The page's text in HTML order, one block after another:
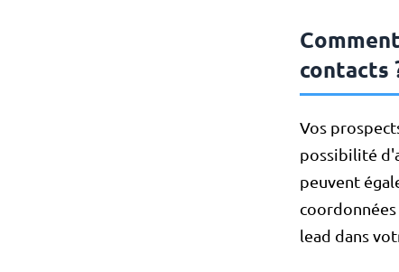
contacts
Vos
possibilité
peuvent
lead dans